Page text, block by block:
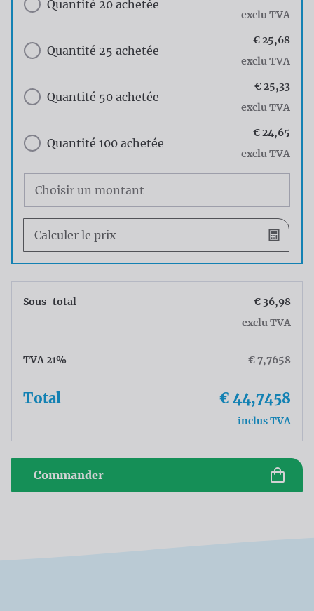
Quantité 20 achetée
exclu TVA
Quantité 25 achetée
€ 25,68
exclu TVA
Quantité 50 achetée
€ 25,33
exclu TVA
Quantité 100 achetée
€ 24,65
exclu TVA
Choisissez votre quantité
Calculer le prix
Sous-total
€ 36,98
exclu TVA
TVA 21% € 7,7658
Total € 44,7458
inclus TVA
Commander